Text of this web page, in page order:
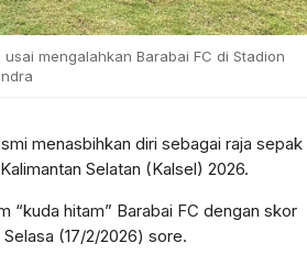
mengalahkan Barabai FC di Stadion
menasbihkan diri sebagai raja sepak
Selatan (Kalsel) 2026.
“kuda hitam” Barabai FC dengan skor
(17/2/2026) sore.